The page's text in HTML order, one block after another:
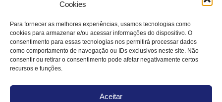
Cookies
Para fornecer as melhores experiências, usamos tecnologias como
cookies para armazenar e/ou acessar informações do dispositivo. O
consentimento para essas tecnologias nos permitirá processar dados
como comportamento de navegação ou IDs exclusivos neste site. Não
consentir ou retirar o consentimento pode afetar negativamente certos
recursos e funções.
Aceitar
25 de maio de 2017
andar